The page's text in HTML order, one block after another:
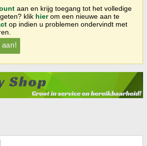
aan en krijg toegang tot het volledige
klik hierom een nieuwe aan te
op indien u problemen ondervindt met